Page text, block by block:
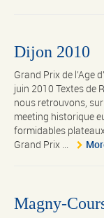
Dijon 2010
Grand Prix de l’Age
juin 2010 Textes de
nous retrouvons,
meeting historique
formidables
Grand Prix ...
Magny-